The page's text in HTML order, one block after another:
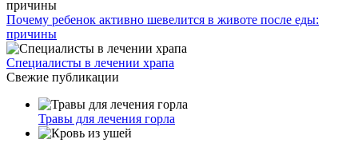
Почему ребенок активно шевелится в животе после еды:
причины
Специалисты в лечении храпа
Свежие публикации
Травы для лечения горла